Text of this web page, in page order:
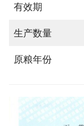
有效期
生产数量
原粮年份